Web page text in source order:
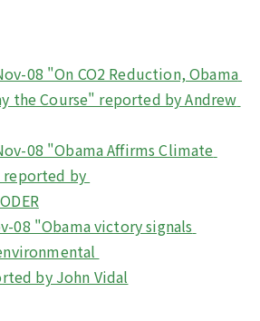
08 "On CO2 Reduction, Obama
the Course" reported by Andrew
08 "Obama Affirms Climate
reported by
08 "Obama victory signals
by John Vidal